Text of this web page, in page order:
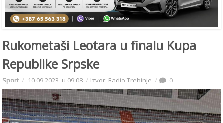
Rukometaši Leotara u finalu Kupa
Republike Srpske
Sport 10.09.2023. u 09:08 Izvor: Radio Trebinje 0